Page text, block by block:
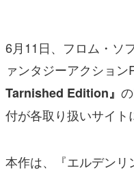
その他
電ファミニコゲーマーとは
運営：株式会社マレ
6月11日、フロム・ソ
ァンタジーアクション
Tarnished Edition』
付が各取り扱いサイト
本作は、『エルデンリ